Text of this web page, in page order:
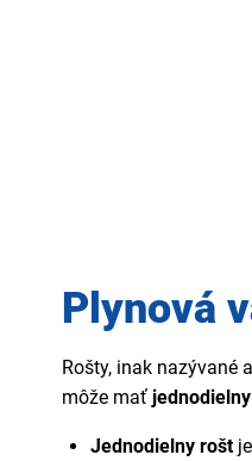
Plynová
Rošty, inak nazývané
môže mať
Jednodielny roštje